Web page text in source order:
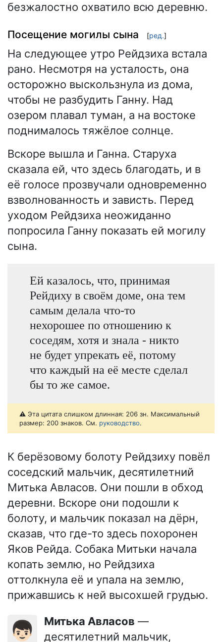
безжалостно охватило всю деревню.
Посещение могилы сына [ред.]
На следующее утро Рейдзиха встала
рано. Несмотря на усталость, она
осторожно выскользнула из дома,
чтобы не разбудить Ганну. Над
озером плавал туман, а на востоке
поднималось тяжёлое солнце.
Вскоре вышла и Ганна. Старуха
сказала ей, что здесь благодать, и в
её голосе прозвучали одновременно
взволнованность и зависть. Перед
уходом Рейдзиха неожиданно
попросила Ганну показать ей могилу
сына.
Ей казалось, что, принимая
Рейдиху в своём доме, она тем
самым делала что-то
нехорошее по отношению к
соседям, хотя и знала - никто
не будет упрекать её, потому
что каждый на её месте сделал
бы то же самое.
⚠️ Эта цитата слишком длинная: 206 зн. Максимальный
размер: 200 знаков. См. руководство.
К берёзовому болоту Рейдзиху повёл
соседский мальчик, десятилетний
Митька Авласов. Они пошли в обход
деревни. Вскоре они подошли к
болоту, и мальчик показал на дёрн,
сказав, что где-то здесь похоронен
Яков Рейда. Собака Митьки начала
копать землю, но Рейдзиха
оттолкнула её и упала на землю,
прижавшись к ней высохшей грудью.
👦🏻 Митька Авласов —
десятилетний мальчик,